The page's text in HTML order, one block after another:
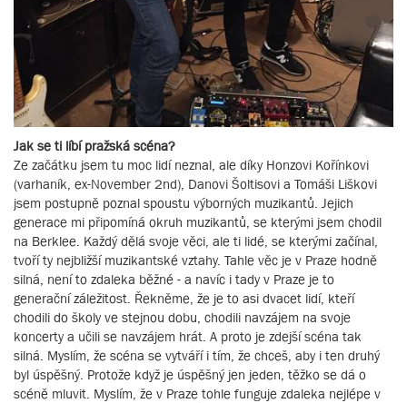
Jak se ti líbí pražská scéna?
Ze začátku jsem tu moc lidí neznal, ale díky Honzovi Kořínkovi
(varhaník, ex-November 2nd), Danovi Šoltisovi a Tomáši Liškovi
jsem postupně poznal spoustu výborných muzikantů. Jejich
generace mi připomíná okruh muzikantů, se kterými jsem chodil
na Berklee. Každý dělá svoje věci, ale ti lidé, se kterými začínal,
tvoří ty nejbližší muzikantské vztahy. Tahle věc je v Praze hodně
silná, není to zdaleka běžné - a navíc i tady v Praze je to
generační záležitost. Řekněme, že je to asi dvacet lidí, kteří
chodili do školy ve stejnou dobu, chodili navzájem na svoje
koncerty a učili se navzájem hrát. A proto je zdejší scéna tak
silná. Myslím, že scéna se vytváří i tím, že chceš, aby i ten druhý
byl úspěšný. Protože když je úspěšný jen jeden, těžko se dá o
scéně mluvit. Myslím, že v Praze tohle funguje zdaleka nejlépe v